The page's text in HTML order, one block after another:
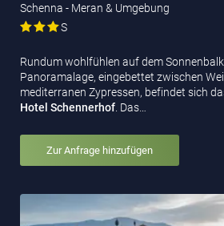
Schenna - Meran & Umgebung
S
Rundum wohlfühlen auf dem
Panoramalage, eingebettet zwischen
mediterranen Zypressen, befindet sich
Hotel Schennerhof . Das…
Zur Anfrage hinzufügen